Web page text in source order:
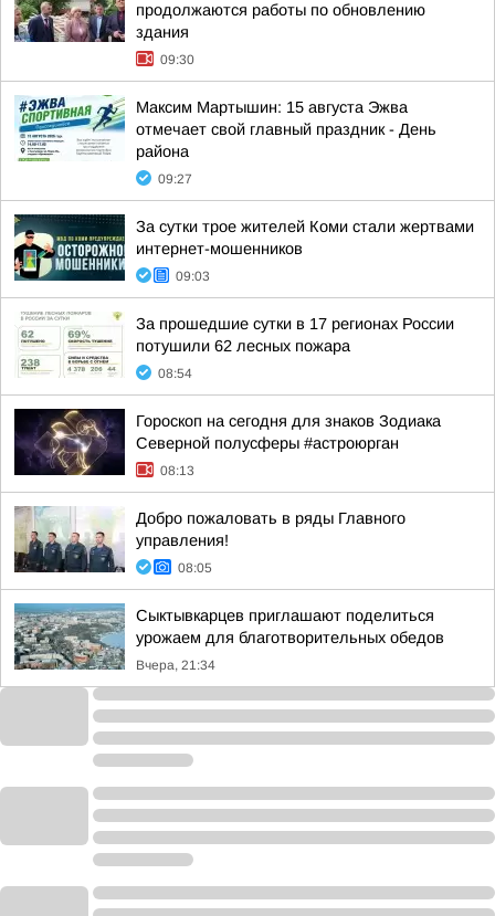
продолжаются работы по обновлению
здания
09:30
Максим Мартышин: 15 августа Эжва
отмечает свой главный праздник - День
района
09:27
За сутки трое жителей Коми стали жертвами
интернет-мошенников
09:03
За прошедшие сутки в 17 регионах России
потушили 62 лесных пожара
08:54
Гороскоп на сегодня для знаков Зодиака
Северной полусферы #астроюрган
08:13
Добро пожаловать в ряды Главного
управления!
08:05
Сыктывкарцев приглашают поделиться
урожаем для благотворительных обедов
Вчера, 21:34